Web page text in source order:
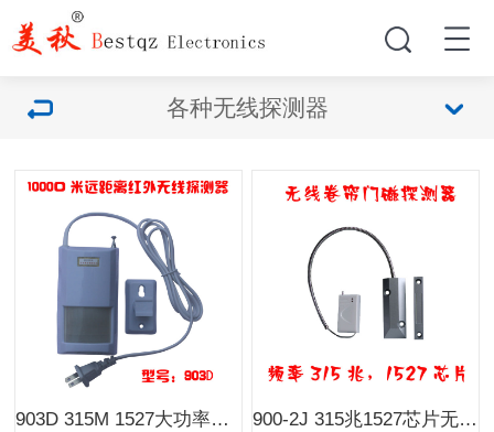
各种无线探测器
903D 315M 1527大功率探测器 开阔地1000米 家用 红外线 防盗报警器 900-2J 315兆1527芯片无线卷帘卷闸门磁wifi智能主机插座遥头机配件